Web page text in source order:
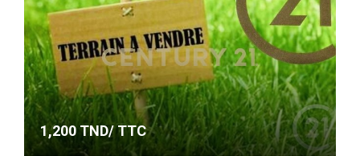
1,200TND/ TTC